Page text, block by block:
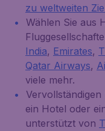
zu weltweiten
Wählen Sie aus
India, Emirates,
Qatar Airways,
viele mehr.
Vervollständigen
ein Hotel oder
unterstützt von